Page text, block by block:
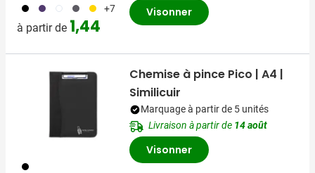
001 024 002 003 006 +7
à partir de 1,44
Visonner
001
Chemise à pince Pico | A4 |
Similicuir
Marquage à partir de 5 unités
Livraison à partir de 14 août
Visonner